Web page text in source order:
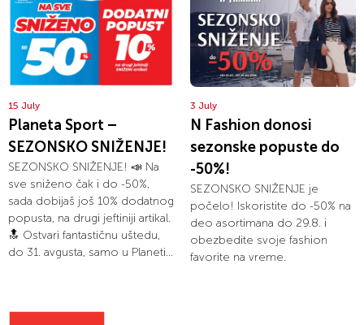
15 July
Planeta Sport –
SEZONSKO SNIŽENJE!
SEZONSKO SNIŽENJE! 📣 Na
sve sniženo čak i do -50%,
sada dobijaš još 10% dodatnog
popusta, na drugi jeftiniji artikal.
🔝 Ostvari fantastičnu uštedu,
do 31. avgusta, samo u Planeti...
3 July
N Fashion donosi
sezonske popuste do
-50%!
SEZONSKO SNIŽENJE je
počelo! Iskoristite do -50% na
deo asortimana do 29.8. i
obezbedite svoje fashion
favorite na vreme.